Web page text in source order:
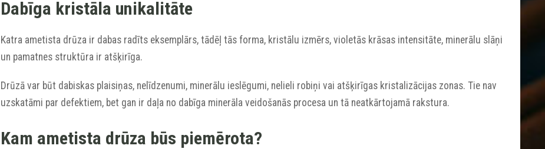
Dabīga kristāla unikalitāte
Katra ametista drūza ir dabas radīts eksemplārs, tādēļ tās forma, kristālu izmērs, violetās krāsas intensitāte, minerālu slāņi
un pamatnes struktūra ir atšķirīga.
Drūzā var būt dabiskas plaisiņas, nelīdzenumi, minerālu ieslēgumi, nelieli robiņi vai atšķirīgas kristalizācijas zonas. Tie nav
uzskatāmi par defektiem, bet gan ir daļa no dabīga minerāla veidošanās procesa un tā neatkārtojamā rakstura.
Kam ametista drūza būs piemērota?